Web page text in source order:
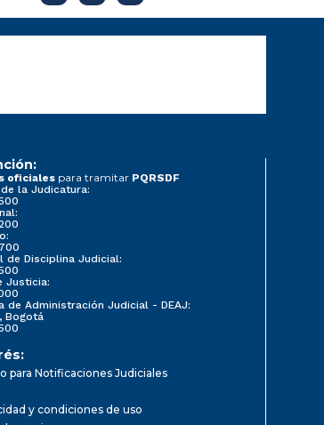
oficiales para tramitar PQRSDF
la Judicatura:
de Disciplina Judicial:
Justicia:
de Administración Judicial - DEAJ:
Bogotá
para Notificaciones Judiciales
y condiciones de uso